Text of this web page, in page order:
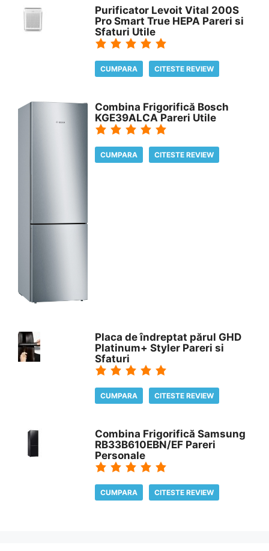
Purificator Levoit Vital 200S
Pro Smart True HEPA Pareri si
Sfaturi Utile
CUMPARA CITESTE REVIEW
Combina Frigorifică Bosch
KGE39ALCA Pareri Utile
CUMPARA CITESTE REVIEW
Placa de îndreptat părul GHD
Platinum+ Styler Pareri si
Sfaturi
CUMPARA CITESTE REVIEW
Combina Frigorifică Samsung
RB33B610EBN/EF Pareri
Personale
CUMPARA CITESTE REVIEW